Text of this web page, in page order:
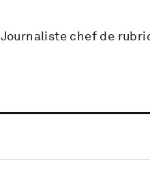
Journaliste chef de